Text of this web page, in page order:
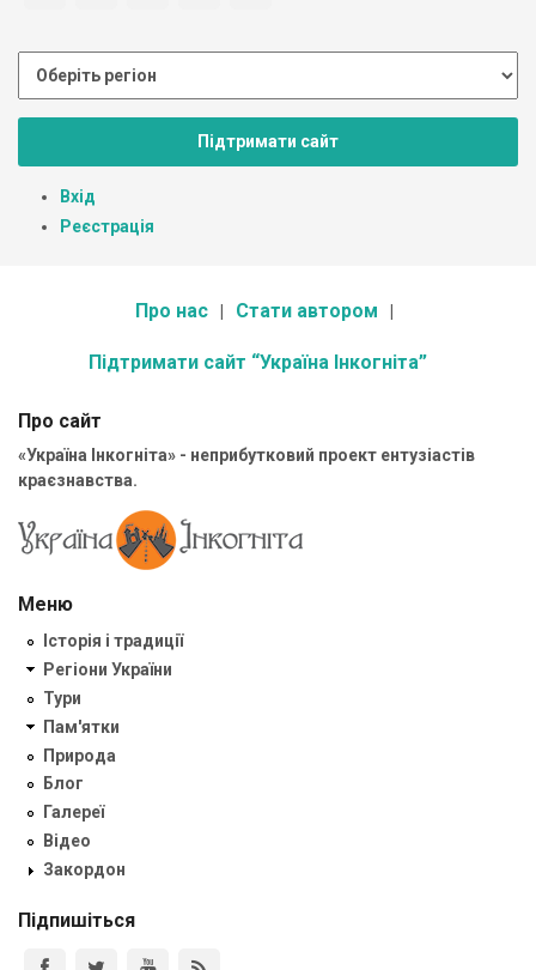
Підтримати сайт
Вхід
Реєстрація
Про нас Стати автором
Підтримати сайт “Україна Інкогніта”
Про сайт
«Україна Інкогніта» - неприбутковий проект ентузіастів
краєзнавства.
Меню
Історія і традиції
Регіони України
Тури
Пам'ятки
Природа
Блог
Галереї
Відео
Закордон
Підпишіться